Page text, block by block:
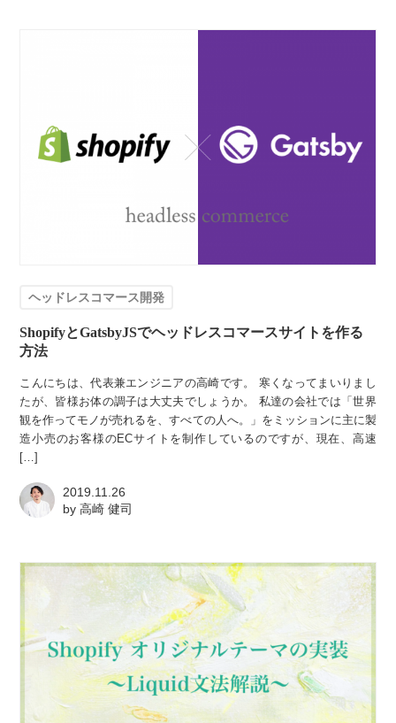
ヘッドレスコマース開発
ShopifyとGatsbyJSでヘッドレスコマースサイトを作る
方法
こんにちは、代表兼エンジニアの高崎です。 寒くなってまいりまし
たが、皆様お体の調子は大丈夫でしょうか。 私達の会社では「世界
観を作ってモノが売れるを、すべての人へ。」をミッションに主に製
造小売のお客様のECサイトを制作しているのですが、現在、高速
[…]
2019.11.26
by高崎 健司